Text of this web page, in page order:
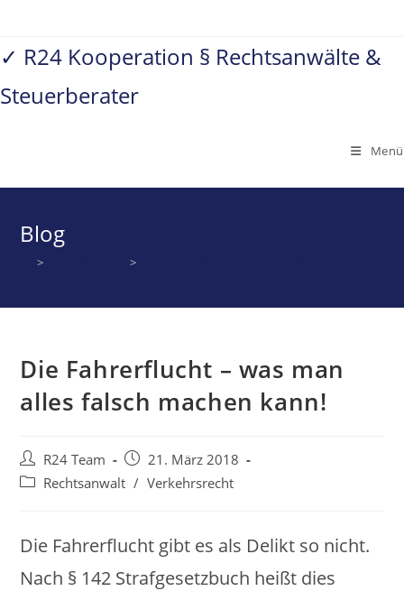
springen
✓ R24 Kooperation § Rechtsanwälte &
Steuerberater
Menü
Blog
> >
Die Fahrerflucht – was man
alles falsch machen kann!
Beitrags-
Autor:
R24 Team
Beitrag
veröffentlicht:
21. März 2018
Beitrags-
Rechtsanwalt / Verkehrsrecht
Die Fahrerflucht gibt es als Delikt so nicht.
Nach § 142 Strafgesetzbuch heißt dies